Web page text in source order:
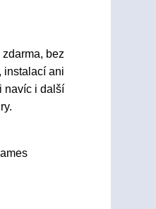
bez
instalací ani
navíc i další